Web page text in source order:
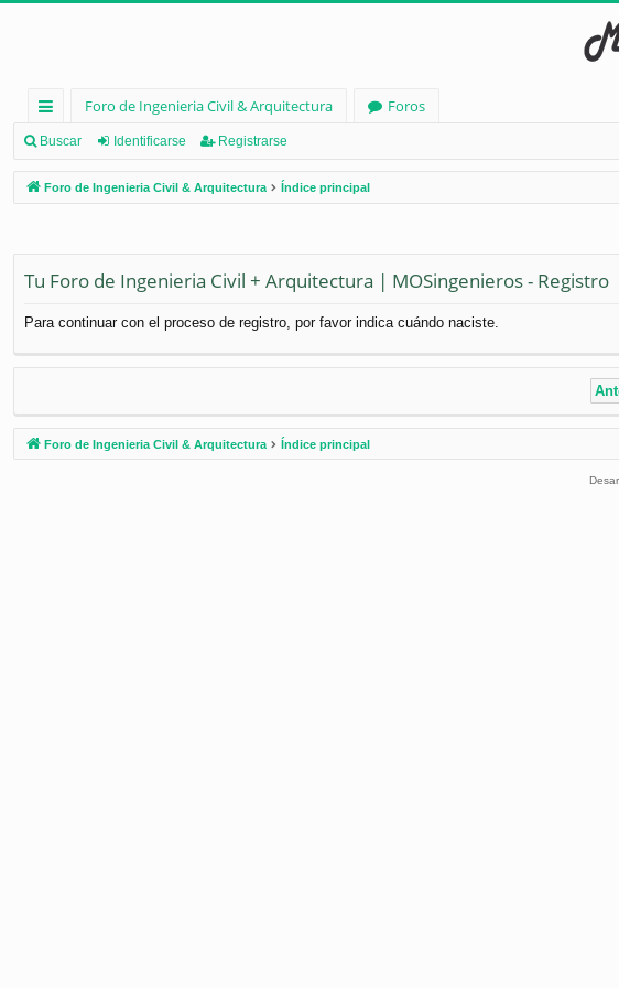
nl
ac
es
pi
Foro de Ingenieria Civil & Arquitectura
Foros
Buscar Identificarse Registrarse
Foro de Ingenieria Civil & Arquitectura Índice principal
Tu Foro de Ingenieria Civil + Arquitectura | MOSingenieros - Registro
Para continuar con el proceso de registro, por favor indica cuándo naciste.
Foro de Ingenieria Civil & Arquitectura Índice principal